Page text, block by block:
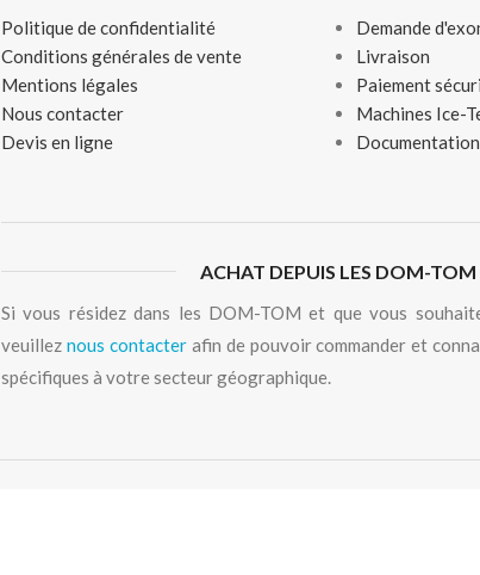
Politique de confidentialité
Conditions générales de vente
Mentions légales
Nous contacter
Devis en ligne
Demande
Livraison
Paiement
Machines Ice-
ACHAT DEPUIS LES DOM-TOM
Si vous résidez dans les DOM-TOM et que vous
veuillez nous contacterafin de pouvoir commander et
spécifiques à votre secteur géographique.